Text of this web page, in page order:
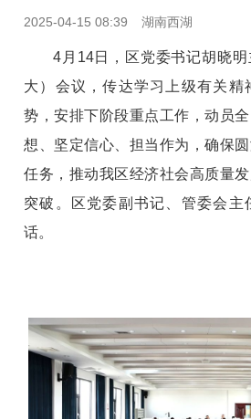
2025-04-15 08:39 湖南西湖
4月14日，区党委书记胡晓
大）会议，传达学习上级有关精
势，安排下阶段重点工作，动员
想、坚定信心、担当作为，确保
任务，推动我区经济社会高质量
突破。区党委副书记、管委会主
话。